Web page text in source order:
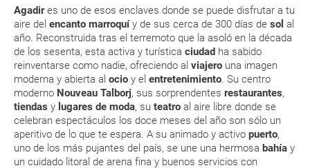
Agadires uno de esos enclaves donde se puede disfrutar a tu
aire del encanto marroquíy de sus cerca de 300 días de sol al
año. Reconstruida tras el terremoto que la asoló en la década
de los sesenta, esta activa y turística ciudad ha sabido
reinventarse como nadie, ofreciendo al viajero una imagen
moderna y abierta al ocio y el entretenimiento . Su centro
moderno Nouveau Talborj, sus sorprendentes restaurantes,
tiendas y lugares de moda, su teatro al aire libre donde se
celebran espectáculos los doce meses del año son sólo un
aperitivo de lo que te espera. A su animado y activo puerto,
uno de los más pujantes del país, se une una hermosa bahía y
un cuidado litoral de arena fina y buenos servicios con
En caso de tener que enviarte la documentación de un paquete
vacacional (Caribe, circuitos, tours...) te enviaremos la documentación
de tu reserva alrededor de 10 días antes de salida, la cual deberás
imprimir y llevar contigo en el viaje.
Esta documentación te será requerida en el mostrador de la compañía
aérea a la hora de realizar el check-in el día de la salida.
MODIFICACIÓN ó CANCELACIÓN ¿Puedo anular o
modificar una reserva del viaje? ¿Qué gastos puede
generar una anulación o modificación del viaje?